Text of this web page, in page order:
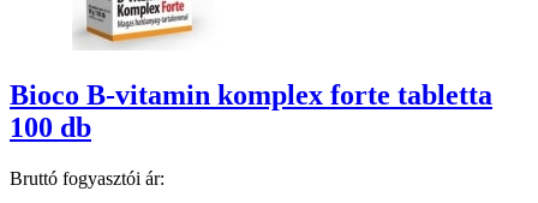
Bioco B-vitamin komplex forte tabletta
100 db
Bruttó fogyasztói ár: